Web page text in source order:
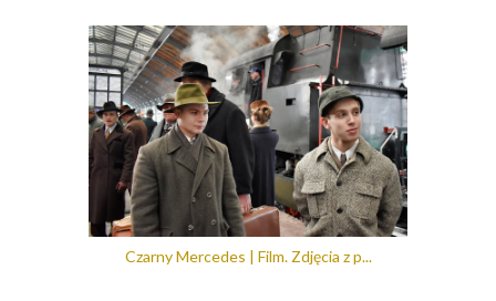
Czarny Mercedes | Film. Zdjęcia z p...